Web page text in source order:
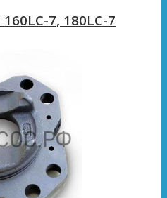
7, 180LC-7